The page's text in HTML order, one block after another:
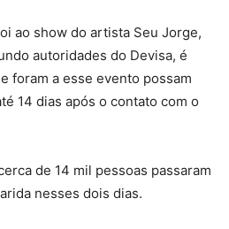
ao show do artista Seu Jorge,
autoridades do Devisa, é
foram a esse evento possam
14 dias após o contato com o
de 14 mil pessoas passaram
nesses dois dias.